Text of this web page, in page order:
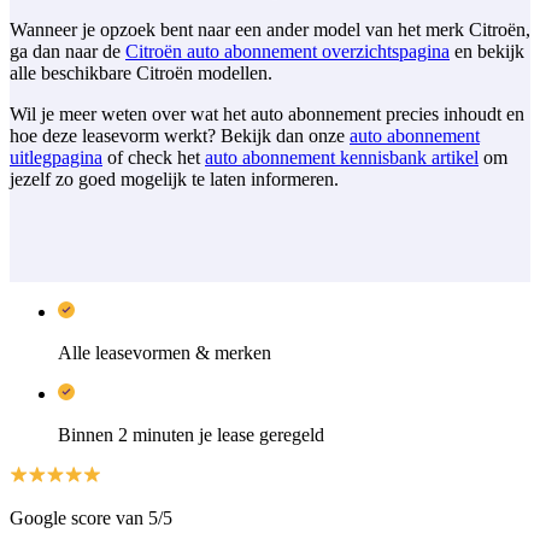
Wanneer je opzoek bent naar een ander model van het merk Citroën,
ga dan naar de Citroën auto abonnement overzichtspagina en bekijk
alle beschikbare Citroën modellen.
Wil je meer weten over wat het auto abonnement precies inhoudt en
hoe deze leasevorm werkt? Bekijk dan onze auto abonnement
uitlegpagina of check het auto abonnement kennisbank artikel om
jezelf zo goed mogelijk te laten informeren.
Alle leasevormen & merken
Binnen 2 minuten je lease geregeld
Google score van 5/5